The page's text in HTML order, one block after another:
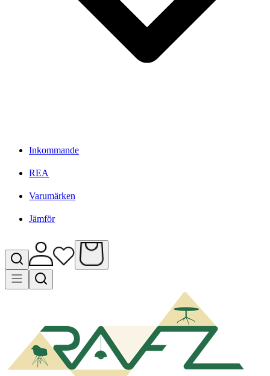
Inkommande
REA
Varumärken
Jämför